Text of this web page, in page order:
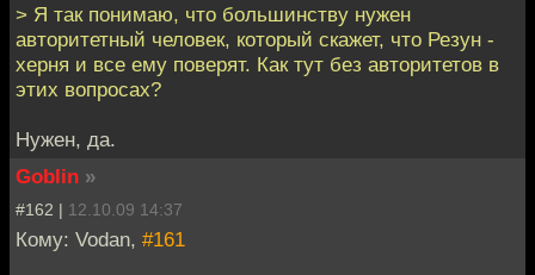
> Я так понимаю, что большинству нужен
авторитетный человек, который скажет, что Резун -
херня и все ему поверят. Как тут без авторитетов в
этих вопросах?
Нужен, да.
Goblin »
#162 | 12.10.09 14:37
Кому: Vodan, #161